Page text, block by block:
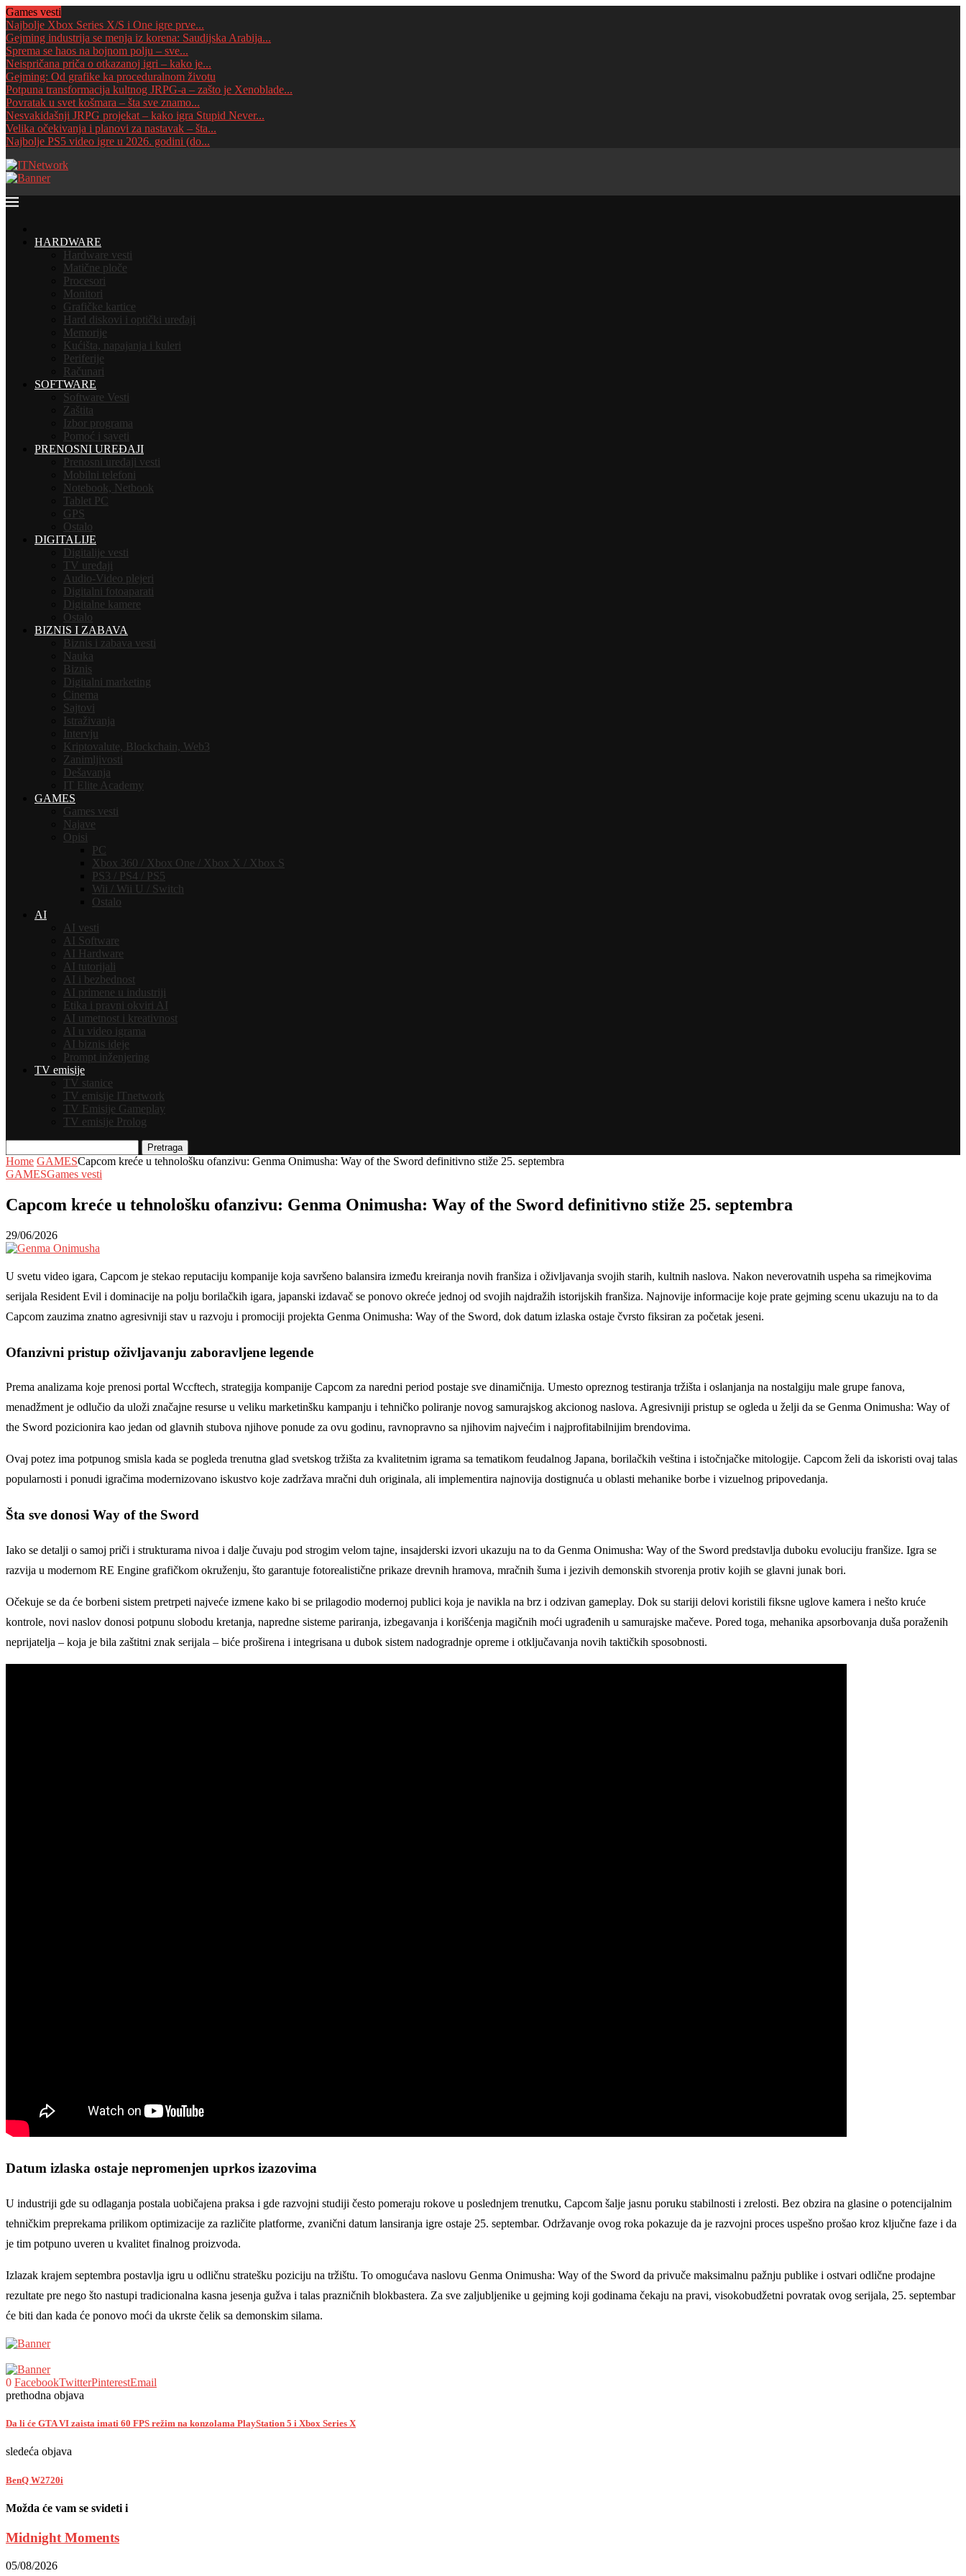
Games vesti
Najbolje Xbox Series X/S i One igre prve...
Gejming industrija se menja iz korena: Saudijska Arabija...
Sprema se haos na bojnom polju – sve...
Neispričana priča o otkazanoj igri – kako je...
Gejming: Od grafike ka proceduralnom životu
Potpuna transformacija kultnog JRPG-a – zašto je Xenoblade...
Povratak u svet košmara – šta sve znamo...
Nesvakidašnji JRPG projekat – kako igra Stupid Never...
Velika očekivanja i planovi za nastavak – šta...
Najbolje PS5 video igre u 2026. godini (do...
HARDWARE
Hardware vesti
Matične ploče
Procesori
Monitori
Grafičke kartice
Hard diskovi i optički uređaji
Memorije
Kućišta, napajanja i kuleri
Periferije
Računari
SOFTWARE
Software Vesti
Zaštita
Izbor programa
Pomoć i saveti
PRENOSNI UREĐAJI
Prenosni uređaji vesti
Mobilni telefoni
Notebook, Netbook
Tablet PC
GPS
Ostalo
DIGITALIJE
Digitalije vesti
TV uređaji
Audio-Video plejeri
Digitalni fotoaparati
Digitalne kamere
Ostalo
BIZNIS I ZABAVA
Biznis i zabava vesti
Nauka
Biznis
Digitalni marketing
Cinema
Sajtovi
Istraživanja
Intervju
Kriptovalute, Blockchain, Web3
Zanimljivosti
Dešavanja
IT Elite Academy
GAMES
Games vesti
Najave
Opisi
PC
Xbox 360 / Xbox One / Xbox X / Xbox S
PS3 / PS4 / PS5
Wii / Wii U / Switch
Ostalo
AI
AI vesti
AI Software
AI Hardware
AI tutorijali
AI i bezbednost
AI primene u industriji
Etika i pravni okviri AI
AI umetnost i kreativnost
AI u video igrama
AI biznis ideje
Prompt inženjering
TV emisije
TV stanice
TV emisije ITnetwork
TV Emisije Gameplay
TV emisije Prolog
Pretraga
Home GAMESCapcom kreće u tehnološku ofanzivu: Genma Onimusha: Way of the Sword definitivno stiže 25. septembra
GAMESGames vesti
Capcom kreće u tehnološku ofanzivu: Genma Onimusha: Way of the Sword definitivno stiže 25. septembra
29/06/2026
U svetu video igara, Capcom je stekao reputaciju kompanije koja savršeno balansira između kreiranja novih franšiza i oživljavanja svojih starih, kultnih naslova. Nakon neverovatnih uspeha sa rimejkovima
serijala Resident Evil i dominacije na polju borilačkih igara, japanski izdavač se ponovo okreće jednoj od svojih najdražih istorijskih franšiza. Najnovije informacije koje prate gejming scenu ukazuju na to da
Capcom zauzima znatno agresivniji stav u razvoju i promociji projekta Genma Onimusha: Way of the Sword, dok datum izlaska ostaje čvrsto fiksiran za početak jeseni.
Ofanzivni pristup oživljavanju zaboravljene legende
Prema analizama koje prenosi portal Wccftech, strategija kompanije Capcom za naredni period postaje sve dinamičnija. Umesto opreznog testiranja tržišta i oslanjanja na nostalgiju male grupe fanova,
menadžment je odlučio da uloži značajne resurse u veliku marketinšku kampanju i tehničko poliranje novog samurajskog akcionog naslova. Agresivniji pristup se ogleda u želji da se Genma Onimusha: Way of
the Sword pozicionira kao jedan od glavnih stubova njihove ponude za ovu godinu, ravnopravno sa njihovim najvećim i najprofitabilnijim brendovima.
Ovaj potez ima potpunog smisla kada se pogleda trenutna glad svetskog tržišta za kvalitetnim igrama sa tematikom feudalnog Japana, borilačkih veština i istočnjačke mitologije. Capcom želi da iskoristi ovaj talas
popularnosti i ponudi igračima modernizovano iskustvo koje zadržava mračni duh originala, ali implementira najnovija dostignuća u oblasti mehanike borbe i vizuelnog pripovedanja.
Šta sve donosi Way of the Sword
Iako se detalji o samoj priči i strukturama nivoa i dalje čuvaju pod strogim velom tajne, insajderski izvori ukazuju na to da Genma Onimusha: Way of the Sword predstavlja duboku evoluciju franšize. Igra se
razvija u modernom RE Engine grafičkom okruženju, što garantuje fotorealistične prikaze drevnih hramova, mračnih šuma i jezivih demonskih stvorenja protiv kojih se glavni junak bori.
Očekuje se da će borbeni sistem pretrpeti najveće izmene kako bi se prilagodio modernoj publici koja je navikla na brz i odzivan gameplay. Dok su stariji delovi koristili fiksne uglove kamera i nešto kruće
kontrole, novi naslov donosi potpunu slobodu kretanja, napredne sisteme pariranja, izbegavanja i korišćenja magičnih moći ugrađenih u samurajske mačeve. Pored toga, mehanika apsorbovanja duša poraženih
neprijatelja – koja je bila zaštitni znak serijala – biće proširena i integrisana u dubok sistem nadogradnje opreme i otključavanja novih taktičkih sposobnosti.
Datum izlaska ostaje nepromenjen uprkos izazovima
U industriji gde su odlaganja postala uobičajena praksa i gde razvojni studiji često pomeraju rokove u poslednjem trenutku, Capcom šalje jasnu poruku stabilnosti i zrelosti. Bez obzira na glasine o potencijalnim
tehničkim preprekama prilikom optimizacije za različite platforme, zvanični datum lansiranja igre ostaje 25. septembar. Održavanje ovog roka pokazuje da je razvojni proces uspešno prošao kroz ključne faze i da
je tim potpuno uveren u kvalitet finalnog proizvoda.
Izlazak krajem septembra postavlja igru u odličnu stratešku poziciju na tržištu. To omogućava naslovu Genma Onimusha: Way of the Sword da privuče maksimalnu pažnju publike i ostvari odlične prodajne
rezultate pre nego što nastupi tradicionalna kasna jesenja gužva i talas prazničnih blokbastera. Za sve zaljubljenike u gejming koji godinama čekaju na pravi, visokobudžetni povratak ovog serijala, 25. septembar
će biti dan kada će ponovo moći da ukrste čelik sa demonskim silama.
0 FacebookTwitterPinterestEmail
prethodna objava
Da li će GTA VI zaista imati 60 FPS režim na konzolama PlayStation 5 i Xbox Series X
sledeća objava
BenQ W2720i
Možda će vam se svideti i
Midnight Moments
05/08/2026